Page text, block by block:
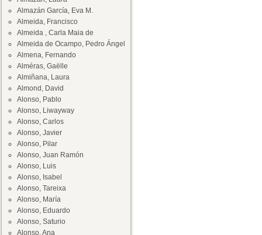
Almazán García, Eva M.
Almeida, Francisco
Almeida , Carla Maia de
Almeida de Ocampo, Pedro Ángel
Almena, Fernando
Alméras, Gaëlle
Almiñana, Laura
Almond, David
Alonso, Pablo
Alonso, Liwayway
Alonso, Carlos
Alonso, Javier
Alonso, Pilar
Alonso, Juan Ramón
Alonso, Luis
Alonso, Isabel
Alonso, Tareixa
Alonso, María
Alonso, Eduardo
Alonso, Saturio
Alonso, Ana